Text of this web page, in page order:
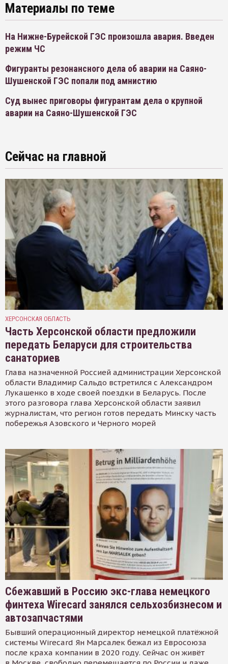
Материалы по теме
На Нижне-Бурейской ГЭС произошла авария. Введен
режим ЧС
Фигуранты резонансного дела об аварии на Саяно-
Шушенской ГЭС попали под амнистию
Суд вынес приговоры фигурантам дела о крупной
аварии на Саяно-Шушенской ГЭС
Сейчас на главной
ХЕРСОНСКАЯ ОБЛАСТЬ
Часть Херсонской области предложили
передать Беларуси для строительства
санаториев
Глава назначенной Россией администрации Херсонской
области Владимир Сальдо встретился с Александром
Лукашенко в ходе своей поездки в Беларусь. После
этого разговора глава Херсонской области заявил
журналистам, что регион готов передать Минску часть
побережья Азовского и Черного морей
Сбежавший в Россию экс-глава немецкого
финтеха Wirecard занялся сельхозбизнесом и
автозапчастями
Бывший операционный директор немецкой платёжной
системы Wirecard Ян Марсалек бежал из Евросоюза
после краха компании в 2020 году. Сейчас он живёт